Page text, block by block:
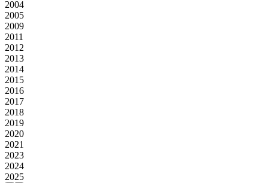
2004
2005
2009
2011
2012
2013
2014
2015
2016
2017
2018
2019
2020
2021
2023
2024
2025